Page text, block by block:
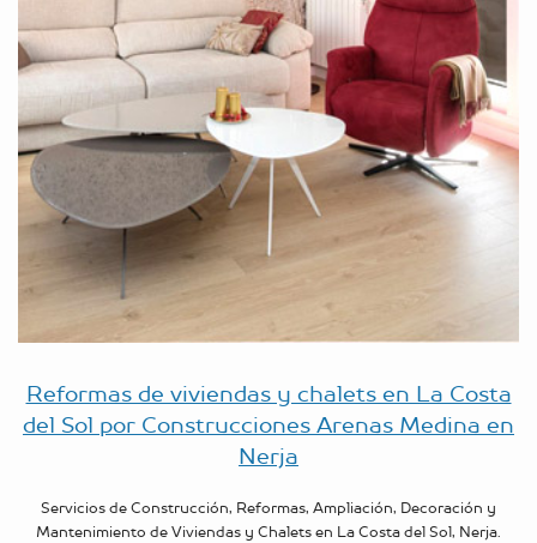
Reformas de viviendas y chalets en La Costa
del Sol por Construcciones Arenas Medina en
Nerja
Servicios de Construcción, Reformas, Ampliación, Decoración y
Mantenimiento de Viviendas y Chalets en La Costa del Sol, Nerja.